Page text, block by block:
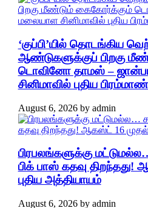
‘குப்பி’யில் தொடங்கிய
ஆண்டுகளுக்குப் பிறகு
டொவினோ தாமஸ் –
சினிமாவில் புதிய
August 6, 2026by admin
பிரபலங்களுக்கு
பிக் பாஸ் கதவு
புதிய அத்தியாயம்
August 6, 2026by admin